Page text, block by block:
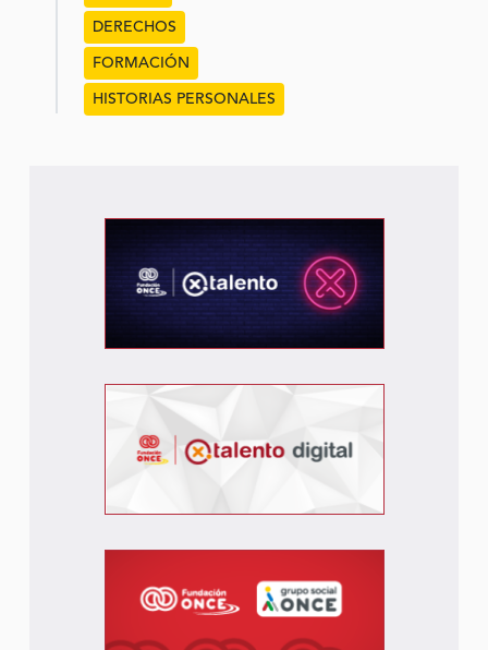
DERECHOS
FORMACIÓN
HISTORIAS PERSONALES